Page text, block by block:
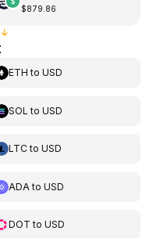
$879.86
↓
ETH toUSD
SOL toUSD
LTCtoUSD
ADA toUSD
DOT toUSD